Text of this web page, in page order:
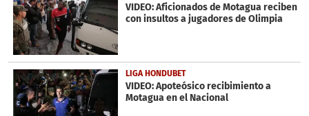
VIDEO: Aficionados de Motagua reciben
con insultos a jugadores de Olimpia
LIGA HONDUBET
VIDEO: Apoteósico recibimiento a
Motagua en el Nacional